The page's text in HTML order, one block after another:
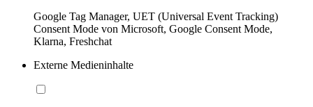
Google Tag Manager, UET (Universal Event Tracking)
Consent Mode von Microsoft, Google Consent Mode,
Klarna, Freshchat
Externe Medieninhalte